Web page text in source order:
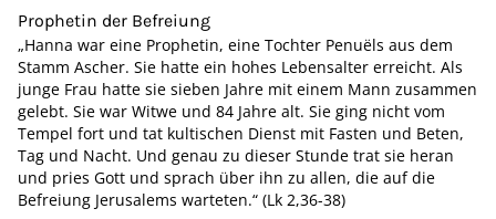
Prophetin der Befreiung
„Hanna war eine Prophetin, eine Tochter Penuëls aus dem
Stamm Ascher. Sie hatte ein hohes Lebensalter erreicht. Als
junge Frau hatte sie sieben Jahre mit einem Mann zusammen
gelebt. Sie war Witwe und 84 Jahre alt. Sie ging nicht vom
Tempel fort und tat kultischen Dienst mit Fasten und Beten,
Tag und Nacht. Und genau zu dieser Stunde trat sie heran
und pries Gott und sprach über ihn zu allen, die auf die
Befreiung Jerusalems warteten.“ (Lk 2,36-38)